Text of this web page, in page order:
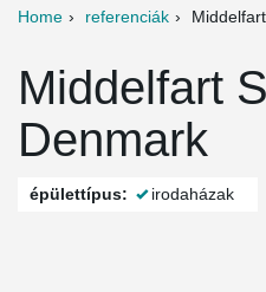
Home referenciák
Middelfart
Denmark
épülettípus: irodaházak